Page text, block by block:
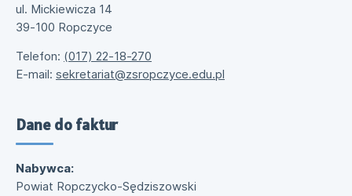
ul. Mickiewicza 14
39-100 Ropczyce
Telefon: (017) 22-18-270
E-mail: sekretariat@zsropczyce.edu.pl
Dane do faktur
Nabywca:
Powiat Ropczycko-Sędziszowski